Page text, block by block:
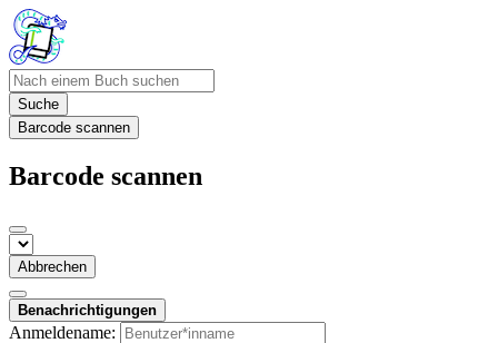
Suche
Barcode scannen
Barcode scannen
Abbrechen
Benachrichtigungen
Anmeldename: